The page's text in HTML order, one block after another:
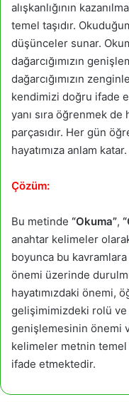
alışkanlığının
temel taşıdır.
düşünceler sunar.
dağarcığımızın
dağarcığımızın
kendimizi doğru ifade
yanı sıra öğrenmek de
parçasıdır. Her gün
hayatımıza anlam katar.
Çözüm:
Bu metinde “Okuma”,
anahtar kelimeler
boyunca bu kavramlara
önemi üzerinde
hayatımızdaki önemi,
gelişimimizdeki rolü ve
genişlemesinin önemi
kelimeler metnin temel
ifade etmektedir.